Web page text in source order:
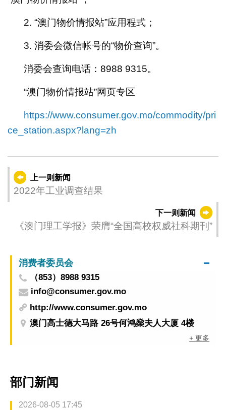
2. “澳门物价情报站”应用程式；
3. 消委会微信帐号的“物价查询”。
消委会查询电话：8988 9315。
“澳门物价情报站”网页专区
https://www.consumer.gov.mo/commodity/pri
ce_station.aspx?lang=zh
上一则新闻
2022年工业调查结果
下一则新闻
《澳门理工学报》荣膺“全国高校权威社科期刊”
消费者委员会
（853）8988 9315
info@consumer.gov.mo
http://www.consumer.gov.mo
澳门高士德大马路 26号何鸿燊夫人大厦 4楼
+ 更多
部门新闻
2026-08-05 17:45